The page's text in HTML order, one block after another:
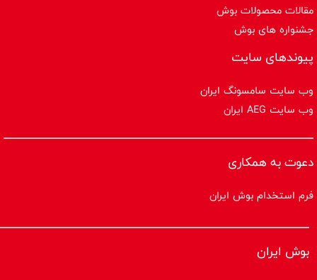
مقالات محصولات بوش
جشنواره های بوش
پیوندهای سایت
وب سایت سامسونگ ایران
وب سایت AEG ایران
دعوت به همکاری
فرم استخدام بوش ایران
بوش ایران